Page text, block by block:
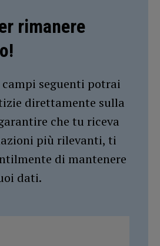
rimanere
seguenti potrai
direttamente sulla
che tu riceva
più rilevanti, ti
di mantenere
dati.